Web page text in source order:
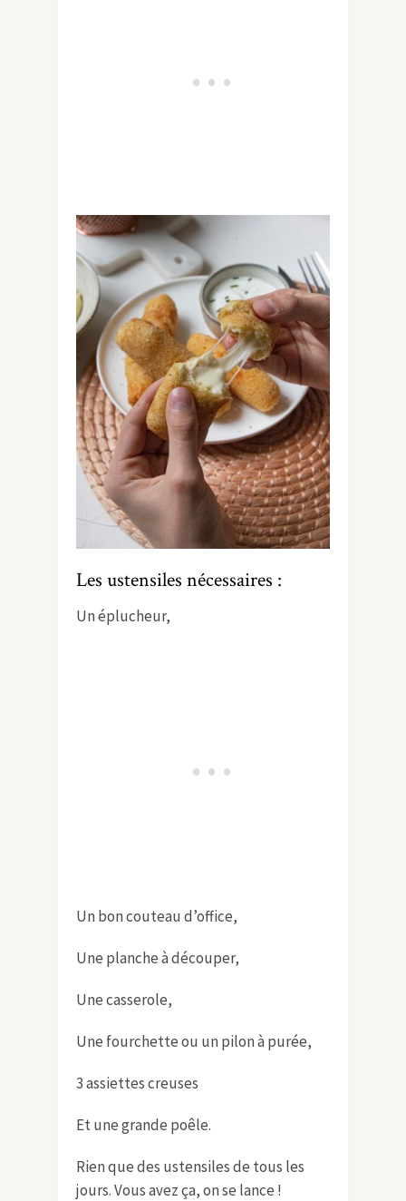
Les ustensiles nécessaires :
Un éplucheur,
Un bon couteau d’office,
Une planche à découper,
Une casserole,
Une fourchette ou un pilon à purée,
3 assiettes creuses
Et une grande poêle.
Rien que des ustensiles de tous les
jours. Vous avez ça, on se lance !